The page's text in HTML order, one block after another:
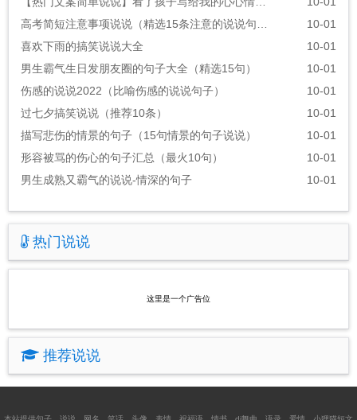
10-01
喜欢下雨的搞笑说说大全
10-01
男生霸气生日发朋友圈的句子大全（精选15句）
10-01
伤感的说说2022（比喻伤感的说说句子）
10-01
过七夕搞笑说说（推荐10条）
10-01
描写悲伤的情景的句子（15句情景的句子说说）
10-01
形容被骂的伤心的句子汇总（最火10句）
10-01
男生成熟又霸气的说说-情深的句子
10-01
热门说说
这里是一个广告位
推荐说说